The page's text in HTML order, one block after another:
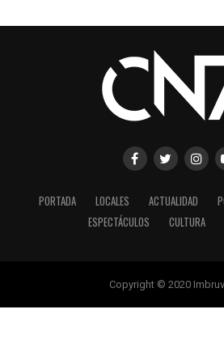
PORTADA LOCALES ACTUALIDAD
ESPECTÁCULOS
CULTURA
Copyright © 2020